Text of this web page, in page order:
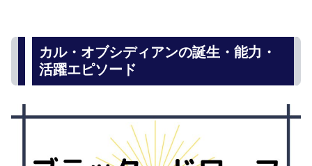
カル・オブシディアンの誕生・能力・
活躍エピソード